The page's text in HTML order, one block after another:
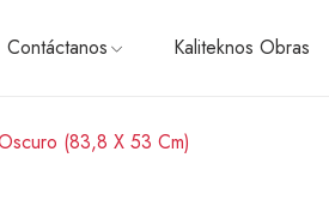
Contáctanos Kaliteknos Obras
(83,8 X 53 Cm)